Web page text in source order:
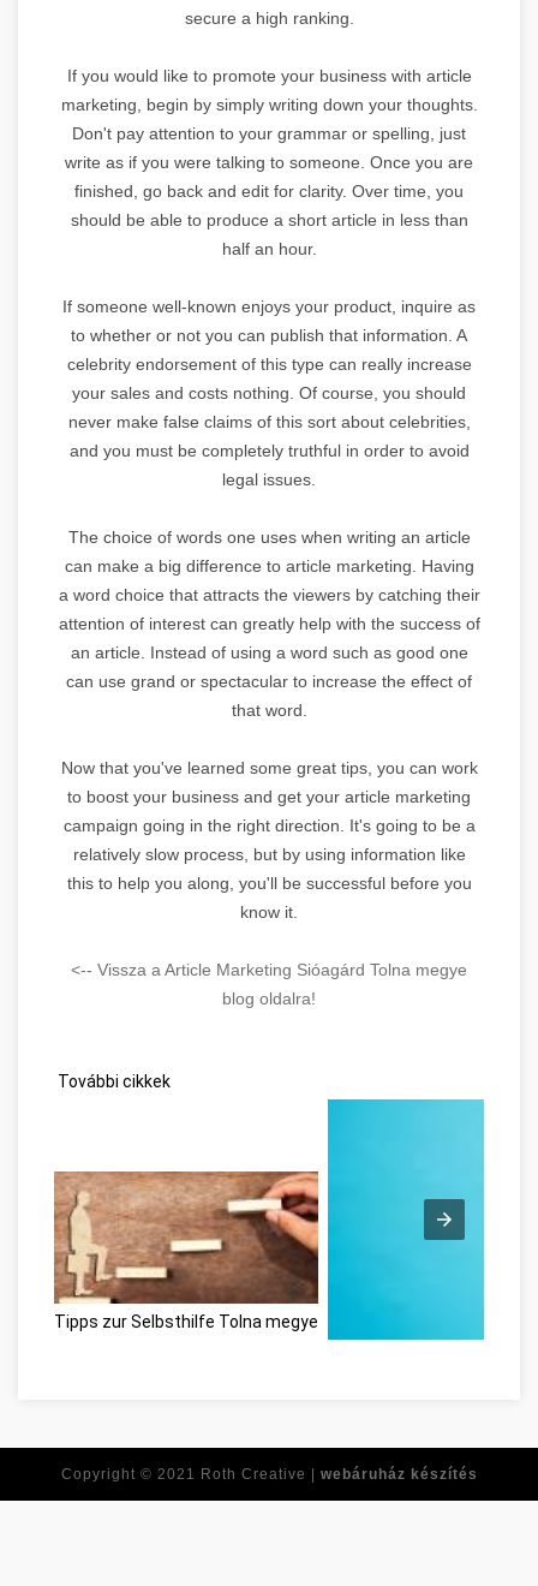
secure a high ranking.
If you would like to promote your business with article
marketing, begin by simply writing down your thoughts.
Don't pay attention to your grammar or spelling, just
write as if you were talking to someone. Once you are
finished, go back and edit for clarity. Over time, you
should be able to produce a short article in less than
half an hour.
If someone well-known enjoys your product, inquire as
to whether or not you can publish that information. A
celebrity endorsement of this type can really increase
your sales and costs nothing. Of course, you should
never make false claims of this sort about celebrities,
and you must be completely truthful in order to avoid
legal issues.
The choice of words one uses when writing an article
can make a big difference to article marketing. Having
a word choice that attracts the viewers by catching their
attention of interest can greatly help with the success of
an article. Instead of using a word such as good one
can use grand or spectacular to increase the effect of
that word.
Now that you've learned some great tips, you can work
to boost your business and get your article marketing
campaign going in the right direction. It's going to be a
relatively slow process, but by using information like
this to help you along, you'll be successful before you
know it.
<-- Vissza a Article Marketing Sióagárd Tolna megye
blog oldalra!
További cikkek
Tipps zur Selbsthilfe Tolna megye
Copyright © 2021 Roth Creative | webáruház készítés